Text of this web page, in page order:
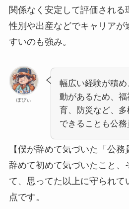
関係なく安定して評価される
性別や出産などでキャリアが
すいのも強み。
ぽぴぃ
幅広い経験が積め
動があるため、 福
育、
防災 など、
できることも公務
【僕が辞めて気づいた「公務
辞めて初めて気づいたこと、
て、思ってた以上に守られて
点です。